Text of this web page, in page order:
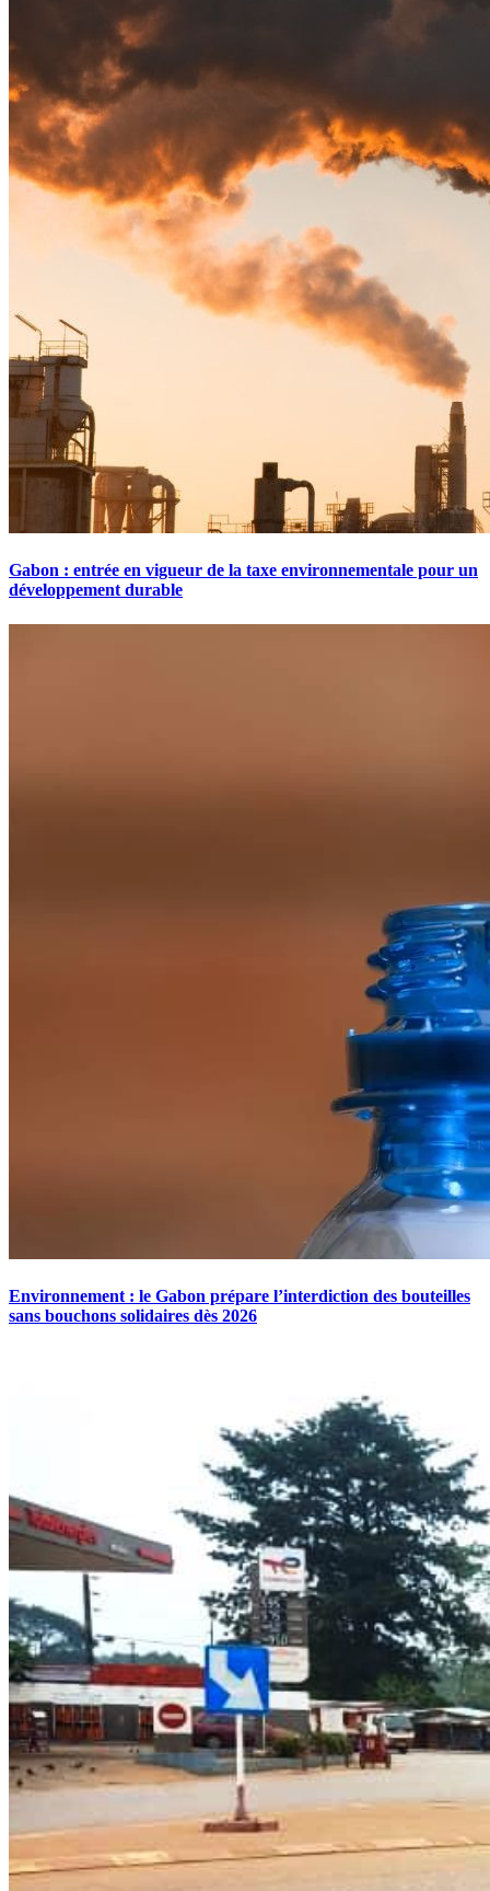
Gabon : entrée en vigueur de la taxe environnementale pour un
développement durable
Environnement : le Gabon prépare l’interdiction des bouteilles
sans bouchons solidaires dès 2026